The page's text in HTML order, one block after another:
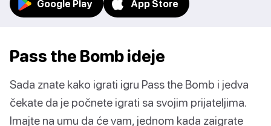
Google Play App Store
Pass the Bomb ideje
Sada znate kako igrati igru Pass the Bomb i jedva
čekate da je počnete igrati sa svojim prijateljima.
Imajte na umu da će vam, jednom kada zaigrate